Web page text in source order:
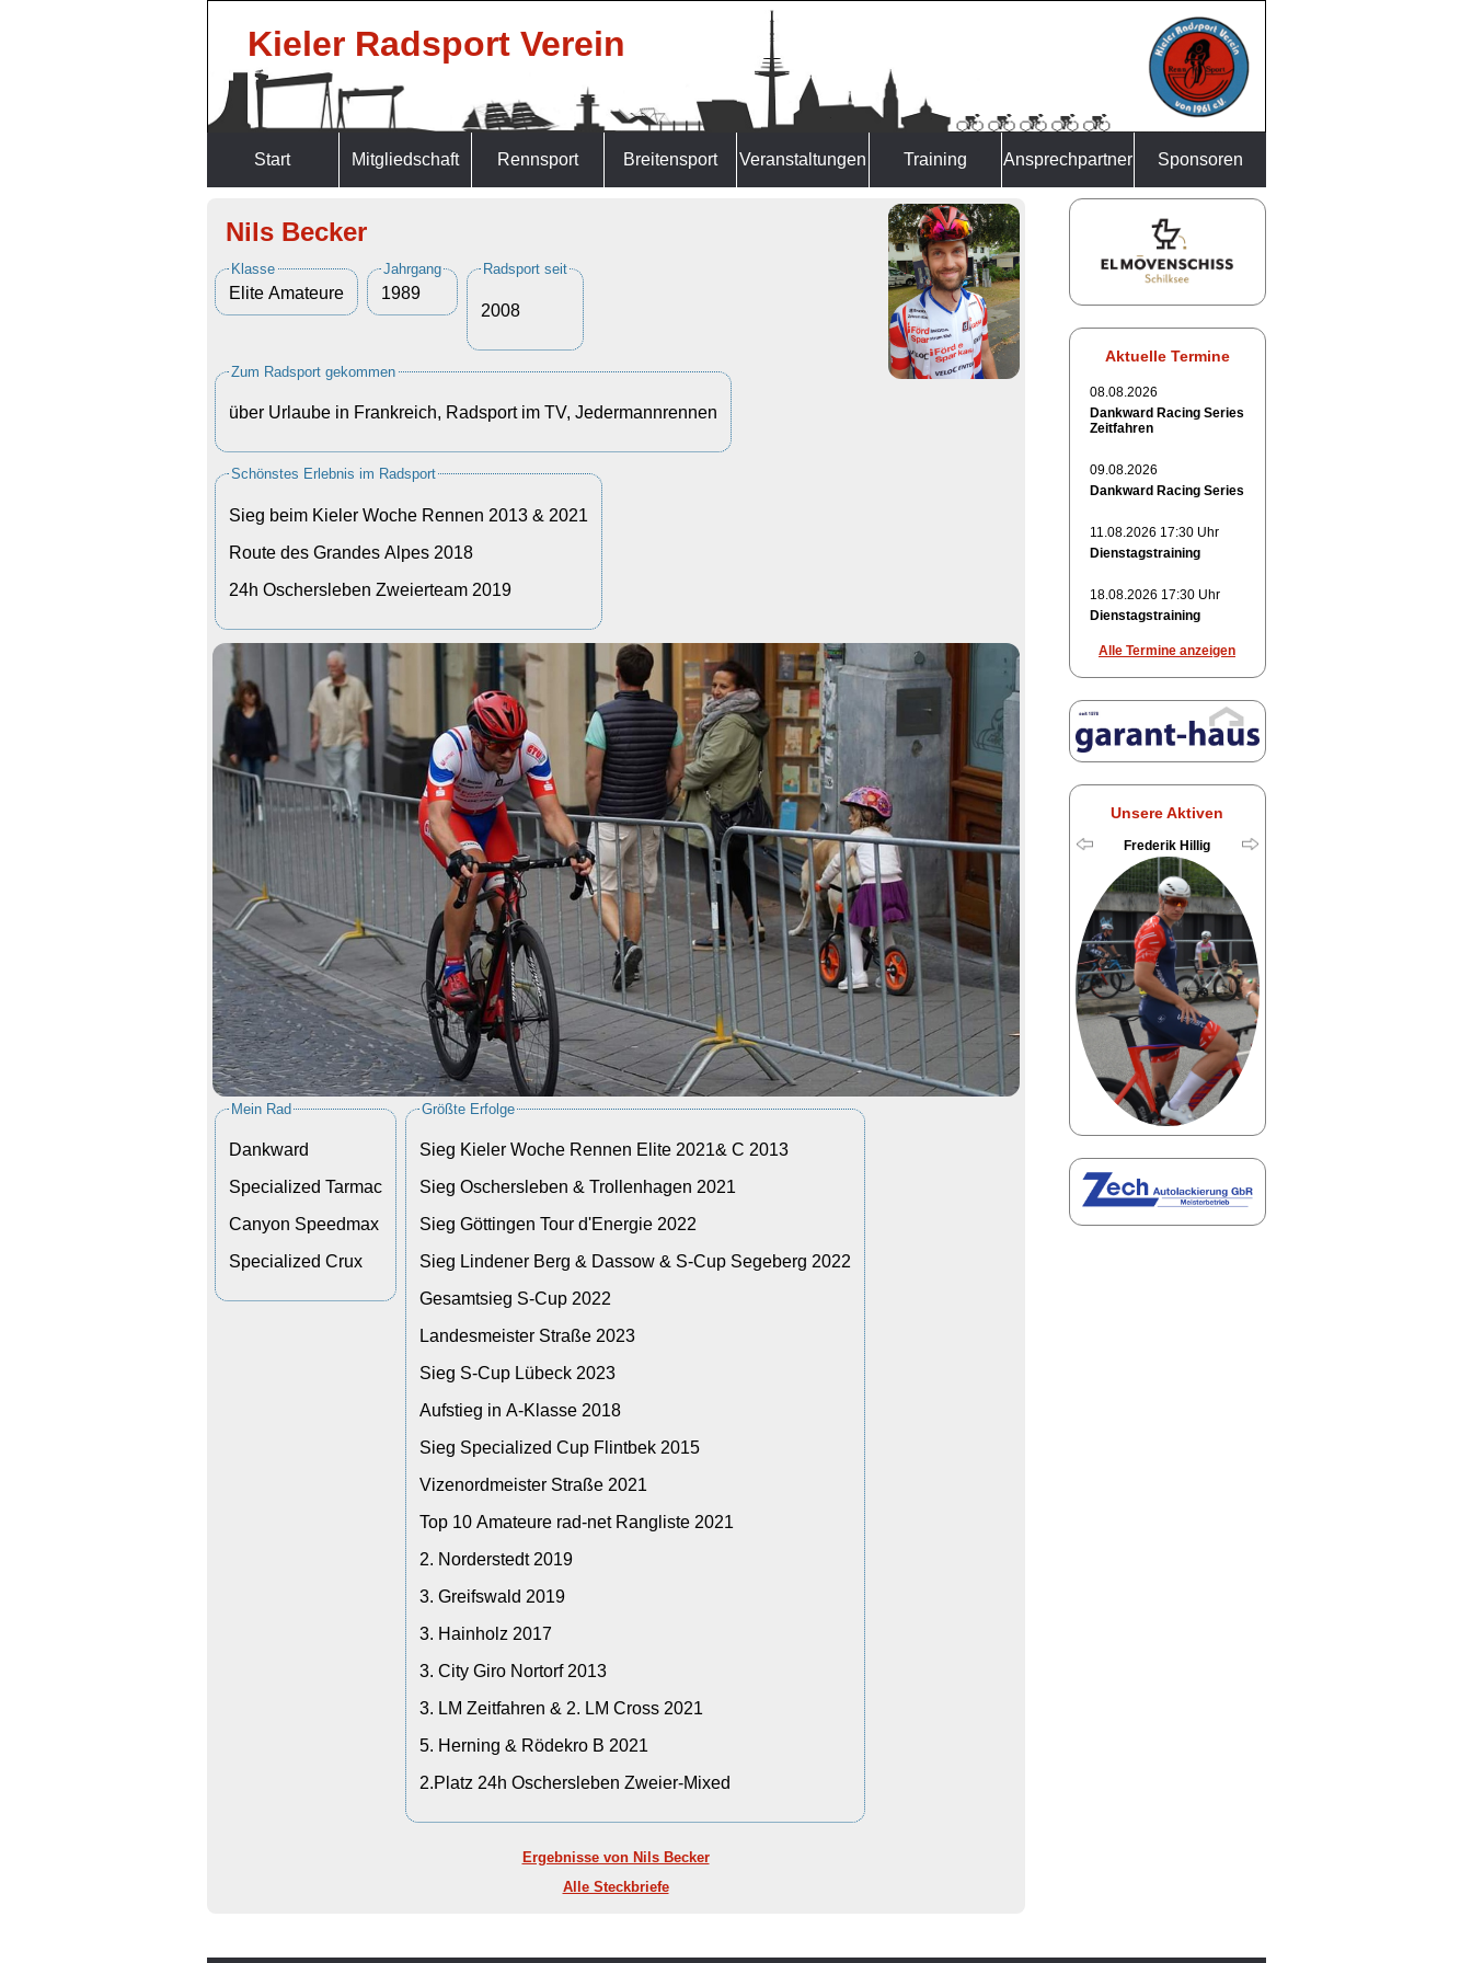
Kieler Radsport Verein
Start Mitgliedschaft Rennsport Breitensport Veranstaltungen Training Ansprechpartner Sponsoren
Nils Becker
Klasse
Elite Amateure
Jahrgang
1989
Radsport seit
2008
Zum Radsport gekommen
über Urlaube in Frankreich, Radsport im TV, Jedermannrennen
Schönstes Erlebnis im Radsport
Sieg beim Kieler Woche Rennen 2013 & 2021
Route des Grandes Alpes 2018
24h Oschersleben Zweierteam 2019
Mein Rad
Dankward
Specialized Tarmac
Canyon Speedmax
Specialized Crux
Größte Erfolge
Sieg Kieler Woche Rennen Elite 2021& C 2013
Sieg Oschersleben & Trollenhagen 2021
Sieg Göttingen Tour d'Energie 2022
Sieg Lindener Berg & Dassow & S-Cup Segeberg 2022
Gesamtsieg S-Cup 2022
Landesmeister Straße 2023
Sieg S-Cup Lübeck 2023
Aufstieg in A-Klasse 2018
Sieg Specialized Cup Flintbek 2015
Vizenordmeister Straße 2021
Top 10 Amateure rad-net Rangliste 2021
2. Norderstedt 2019
3. Greifswald 2019
3. Hainholz 2017
3. City Giro Nortorf 2013
3. LM Zeitfahren & 2. LM Cross 2021
5. Herning & Rödekro B 2021
2.Platz 24h Oschersleben Zweier-Mixed
Ergebnisse von Nils Becker
Alle Steckbriefe
Aktuelle Termine
08.08.2026
Dankward Racing Series
Zeitfahren
09.08.2026
Dankward Racing Series
11.08.2026 17:30 Uhr
Dienstagstraining
18.08.2026 17:30 Uhr
Dienstagstraining
Alle Termine anzeigen
Unsere Aktiven
Frederik Hillig